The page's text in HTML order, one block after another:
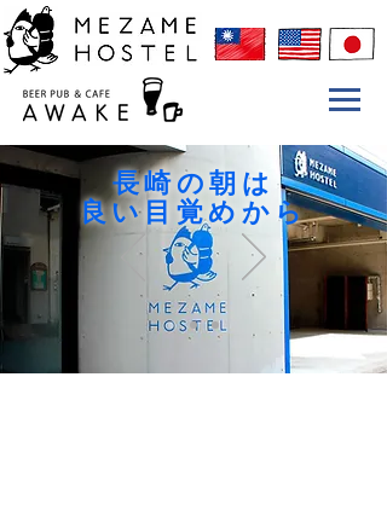
長崎の朝は
良い目覚めから